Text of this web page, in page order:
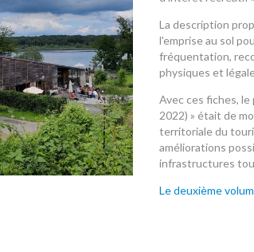
La description
l'emprise au sol
fréquentation,
physiques et
Avec ces fiches,
2022) » était de
territoriale du
améliorations
infrastructures
Le deuxième